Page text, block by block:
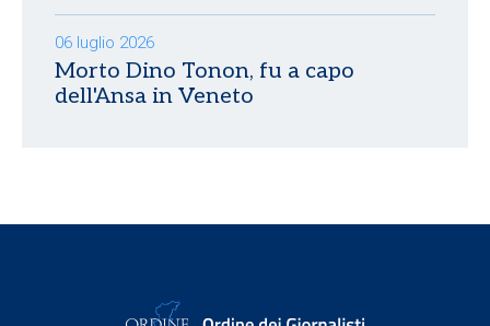
06 luglio 2026
Morto Dino Tonon, fu a capo
dell'Ansa in Veneto